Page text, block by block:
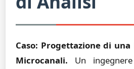
Caso: Progettazione di
Microcanali. Un